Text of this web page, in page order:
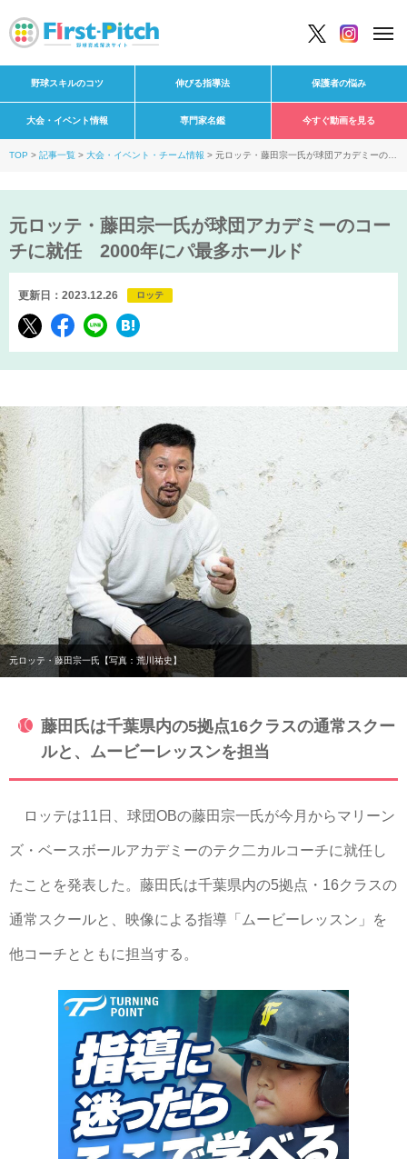
野球スキルのコツ 伸びる指導法 保護者の悩み
大会・イベント情報 専門家名鑑 今すぐ動画を見る
TOP 記事一覧 大会・イベント・チーム情報
元ロッテ・藤田宗一氏が球団アカデミーのコ
元ロッテ・藤田宗一氏が球団アカデミーのコー
チに就任 2000年にパ最多ホールド
更新日：2023.12.26 ロッテ
元ロッテ・藤田宗一氏【写真：荒川祐史】
藤田氏は千葉県内の5拠点16クラスの通常スクー
ルと、ムービーレッスンを担当
ロッテは11日、球団OBの藤田宗一氏が今月からマリーン
ズ・ベースボールアカデミーのテク二カルコーチに就任し
たことを発表した。藤田氏は千葉県内の5拠点・16クラスの
通常スクールと、映像による指導「ムービーレッスン」を
他コーチとともに担当する。